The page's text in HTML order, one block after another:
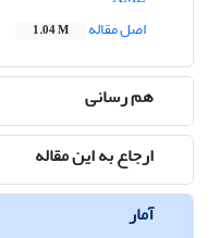
اصل مقاله
1.04 M
هم رسانی
ارجاع به این مقاله
آمار